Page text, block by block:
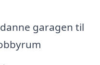
garagen til